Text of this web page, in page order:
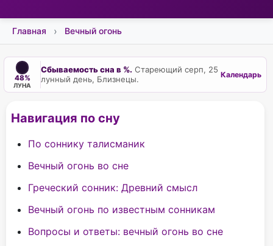
Главная Вечный огонь
48%
ЛУНА
Сбываемость сна в %. Стареющий серп, 25
лунный день, Близнецы.
Календарь
Навигация по сну
По соннику талисманик
Вечный огонь во сне
Греческий сонник: Древний смысл
Вечный огонь по известным сонникам
Вопросы и ответы: вечный огонь во сне